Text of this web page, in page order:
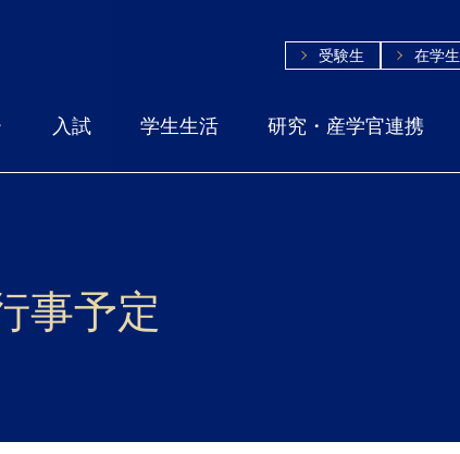
受験生
在学生
入試 学生生活 研究・産学官連携
事予定